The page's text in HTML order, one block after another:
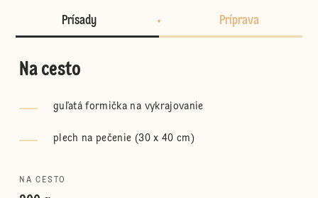
Prísady Príprava
Na cesto
guľatá formička na vykrajovanie
plech na pečenie (30 x 40 cm)
NA CESTO